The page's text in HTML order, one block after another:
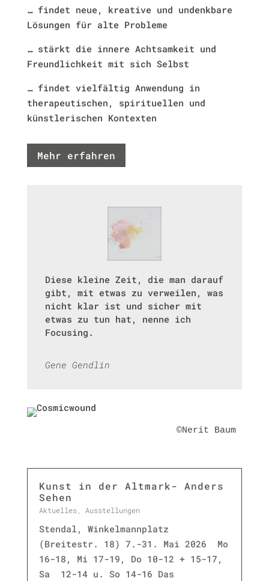
… findet neue, kreative und undenkbare
Lösungen für alte Probleme
… stärkt die innere Achtsamkeit und
Freundlichkeit mit sich Selbst
… findet vielfältig Anwendung in
therapeutischen, spirituellen und
künstlerischen Kontexten
Mehr erfahren
Diese kleine Zeit, die man darauf
gibt, mit etwas zu verweilen, was
nicht klar ist und sicher mit
etwas zu tun hat, nenne ich
Focusing.
Gene Gendlin
©Nerit Baum
Kunst in der Altmark- Anders
Sehen
Aktuelles, Ausstellungen
Stendal, Winkelmannplatz
(Breitestr. 18) 7.-31. Mai 2026 Mo
16-18, Mi 17-19, Do 10-12 + 15-17,
Sa 12-14 u. So 14-16 Das